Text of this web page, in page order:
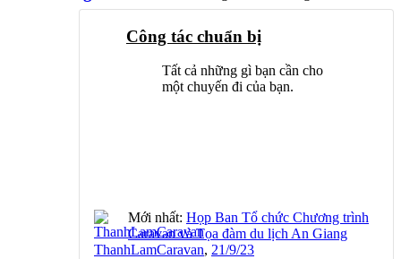
Công tác chuẩn bị
Tất cả những gì bạn cần cho
một chuyến đi của bạn.
Mới nhất: Họp Ban Tổ chức Chương trình
Caravan và Tọa đàm du lịch An Giang
ThanhLamCaravan, 21/9/23